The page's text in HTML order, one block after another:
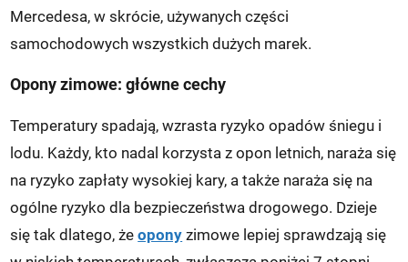
Mercedesa, w skrócie, używanych części
samochodowych wszystkich dużych marek.
Opony zimowe: główne cechy
Temperatury spadają, wzrasta ryzyko opadów śniegu i
lodu. Każdy, kto nadal korzysta z opon letnich, naraża się
na ryzyko zapłaty wysokiej kary, a także naraża się na
ogólne ryzyko dla bezpieczeństwa drogowego. Dzieje
się tak dlatego, żeopony zimowe lepiej sprawdzają się